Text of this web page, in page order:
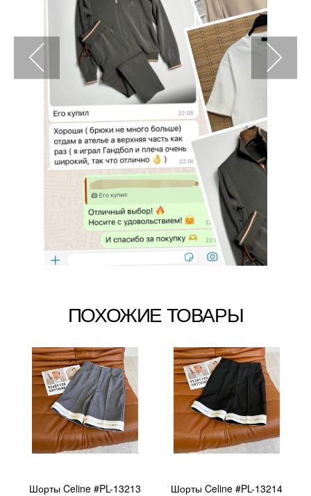
ПОХОЖИЕ ТОВАРЫ
Шорты Celine #PL-13213 Шорты Celine #PL-13214